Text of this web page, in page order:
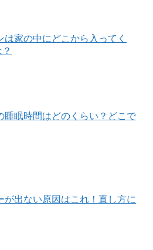
は家の中にどこから入ってく
睡眠時間はどのくらい？どこで
が出ない原因はこれ！直し方に